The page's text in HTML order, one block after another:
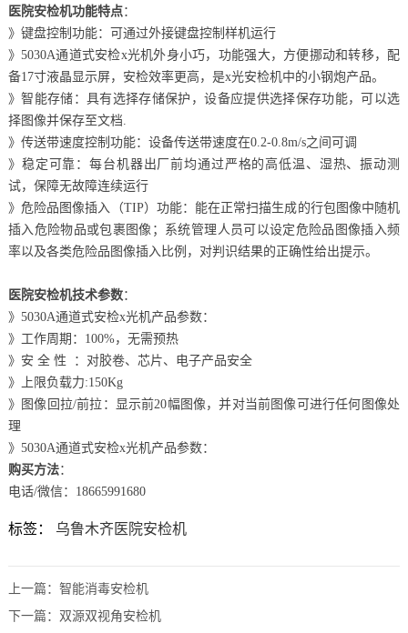
医院安检机功能特点：
》键盘控制功能：可通过外接键盘控制样机运行
》5030A通道式安检x光机外身小巧，功能强大，方便挪动和转移，配
备17寸液晶显示屏，安检效率更高，是x光安检机中的小钢炮产品。
》智能存储：具有选择存储保护，设备应提供选择保存功能，可以选
择图像并保存至文档.
》传送带速度控制功能：设备传送带速度在0.2-0.8m/s之间可调
》稳定可靠：每台机器出厂前均通过严格的高低温、湿热、振动测
试，保障无故障连续运行
》危险品图像插入（TIP）功能：能在正常扫描生成的行包图像中随机
插入危险物品或包裹图像；系统管理人员可以设定危险品图像插入频
率以及各类危险品图像插入比例，对判识结果的正确性给出提示。
医院安检机技术参数：
》5030A通道式安检x光机产品参数：
》工作周期：100%，无需预热
》安 全 性 ：对胶卷、芯片、电子产品安全
》上限负载力:150Kg
》图像回拉/前拉：显示前20幅图像，并对当前图像可进行任何图像处
理
》5030A通道式安检x光机产品参数：
购买方法：
电话/微信：18665991680
标签： 乌鲁木齐医院安检机
上一篇： 智能消毒安检机
下一篇： 双源双视角安检机